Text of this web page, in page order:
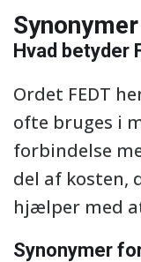
Hvad betyder
Ordet FEDT
ofte bruges i
forbindelse
del af kosten,
hjælper med
Synonymer